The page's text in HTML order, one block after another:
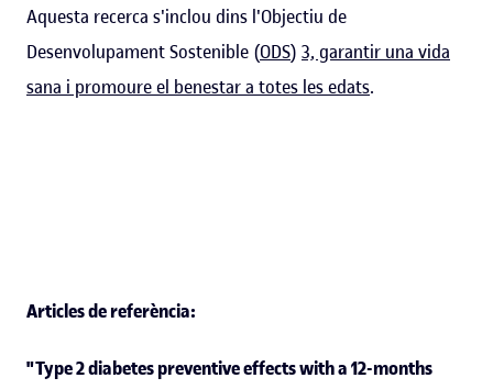
Aquesta recerca s'inclou dins l'Objectiu de
Desenvolupament Sostenible (ODS) 3, garantir una vida
sana i promoure el benestar a totes les edats.
Articles de referència:
"Type 2 diabetes preventive effects with a 12-months